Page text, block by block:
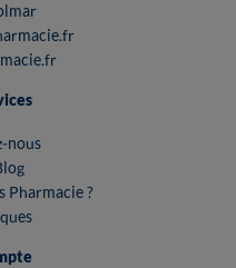
nous
Pharmacie ?